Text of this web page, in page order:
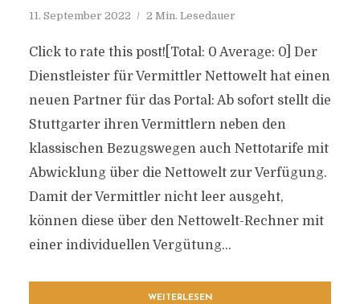
11. September 2022 2 Min. Lesedauer
Click to rate this post![Total: 0 Average: 0] Der
Dienstleister für Vermittler Nettowelt hat einen
neuen Partner für das Portal: Ab sofort stellt die
Stuttgarter ihren Vermittlern neben den
klassischen Bezugswegen auch Nettotarife mit
Abwicklung über die Nettowelt zur Verfügung.
Damit der Vermittler nicht leer ausgeht,
können diese über den Nettowelt-Rechner mit
einer individuellen Vergütung...
WEITERLESEN